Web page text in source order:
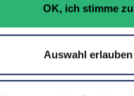
OK, ich stimme zu
Auswahl erlauben
250 GB
16 GB
Intel Core